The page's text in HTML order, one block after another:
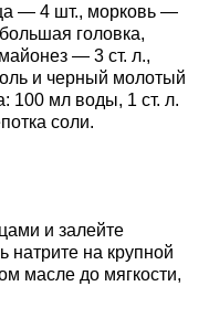
— 4 шт., морковь —
головка,
— 3 ст. л.,
и черный молотый
100 мл воды, 1 ст. л.
соли.
и залейте
натрите на крупной
масле до мягкости,